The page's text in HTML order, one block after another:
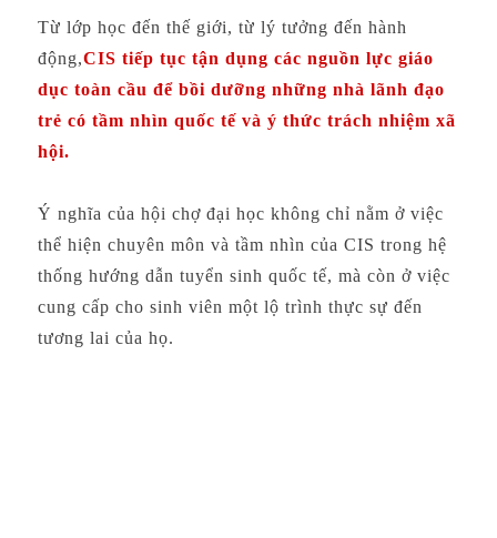
Từ lớp học đến thế giới, từ lý tưởng đến hành
động,CIS tiếp tục tận dụng các nguồn lực giáo
dục toàn cầu để bồi dưỡng những nhà lãnh đạo
trẻ có tầm nhìn quốc tế và ý thức trách nhiệm xã
hội.
Ý nghĩa của hội chợ đại học không chỉ nằm ở việc
thể hiện chuyên môn và tầm nhìn của CIS trong hệ
thống hướng dẫn tuyển sinh quốc tế, mà còn ở việc
cung cấp cho sinh viên một lộ trình thực sự đến
tương lai của họ.